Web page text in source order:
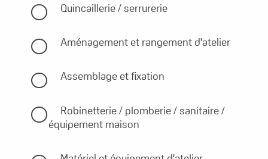
Quincaillerie / serrurerie
Aménagement et rangement d'atelier
Assemblage et fixation
Robinetterie / plomberie / sanitaire /
équipement maison